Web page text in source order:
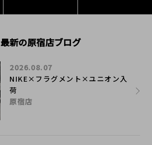
最新の原宿店ブログ
NIKE×フラグメント×ユニオン入
荷
2026.08.07
原宿店